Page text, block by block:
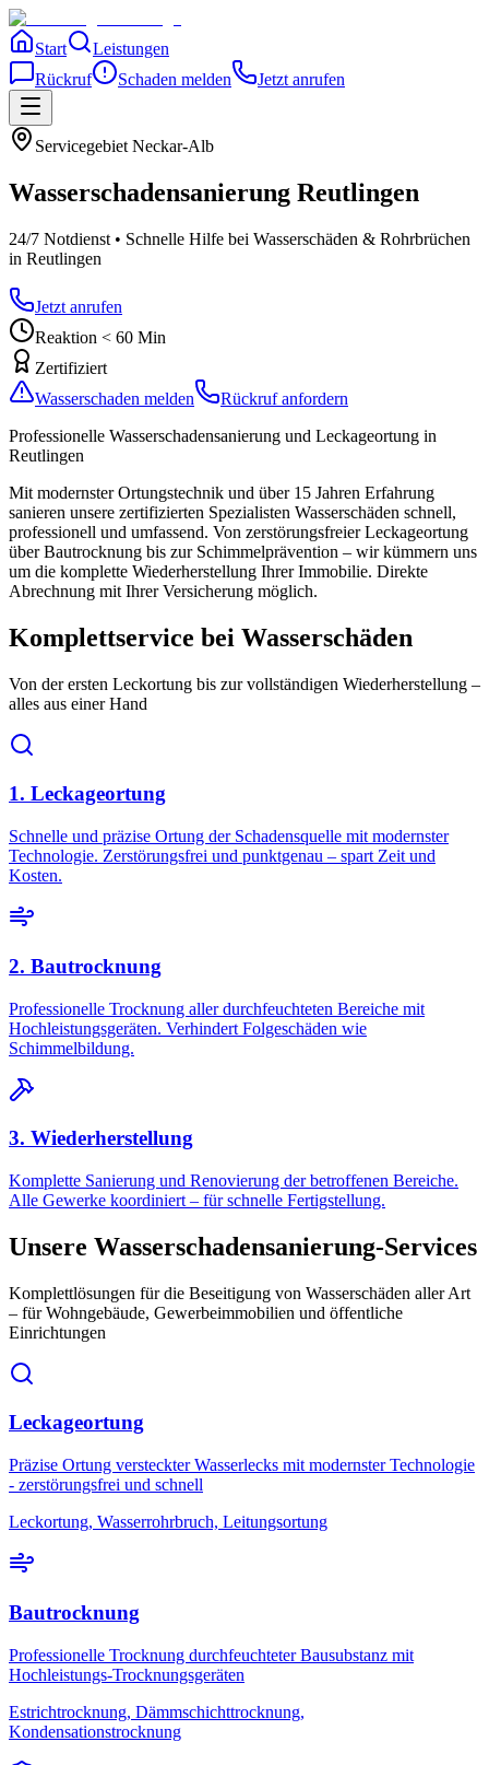
Start
Leistungen
Rückruf
Schaden melden Jetzt anrufen
Servicegebiet Neckar-Alb
Wasserschadensanierung Reutlingen
24/7 Notdienst • Schnelle Hilfe bei Wasserschäden & Rohrbrüchen
in Reutlingen
Jetzt anrufen
Reaktion < 60 Min
Zertifiziert
Wasserschaden melden
Rückruf anfordern
Professionelle Wasserschadensanierung und Leckageortung in
Reutlingen
Mit modernster Ortungstechnik und über 15 Jahren Erfahrung
sanieren unsere zertifizierten Spezialisten Wasserschäden schnell,
professionell und umfassend. Von zerstörungsfreier Leckageortung
über Bautrocknung bis zur Schimmelprävention – wir kümmern uns
um die komplette Wiederherstellung Ihrer Immobilie. Direkte
Abrechnung mit Ihrer Versicherung möglich.
Komplettservice bei Wasserschäden
Von der ersten Leckortung bis zur vollständigen Wiederherstellung –
alles aus einer Hand
1. Leckageortung
Schnelle und präzise Ortung der Schadensquelle mit modernster
Technologie. Zerstörungsfrei und punktgenau – spart Zeit und
Kosten.
2. Bautrocknung
Professionelle Trocknung aller durchfeuchteten Bereiche mit
Hochleistungsgeräten. Verhindert Folgeschäden wie
Schimmelbildung.
3. Wiederherstellung
Komplette Sanierung und Renovierung der betroffenen Bereiche.
Alle Gewerke koordiniert – für schnelle Fertigstellung.
Unsere Wasserschadensanierung-Services
Komplettlösungen für die Beseitigung von Wasserschäden aller Art
– für Wohngebäude, Gewerbeimmobilien und öffentliche
Einrichtungen
Leckageortung
Präzise Ortung versteckter Wasserlecks mit modernster Technologie
- zerstörungsfrei und schnell
Leckortung, Wasserrohrbruch, Leitungsortung
Bautrocknung
Professionelle Trocknung durchfeuchteter Bausubstanz mit
Hochleistungs-Trocknungsgeräten
Estrichtrocknung, Dämmschichttrocknung,
Kondensationstrocknung